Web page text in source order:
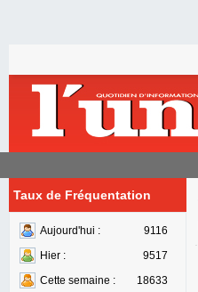
Taux de Fréquentation
Aujourd'hui :
9116
Hier :
9517
Cette semaine :
18633